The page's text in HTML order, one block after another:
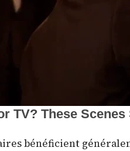
bénéficient